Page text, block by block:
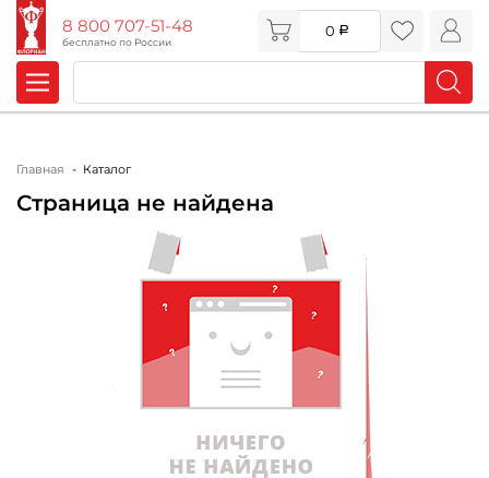
8 800 707-51-48
бесплатно по России
0
Главная Каталог
Страница не найдена